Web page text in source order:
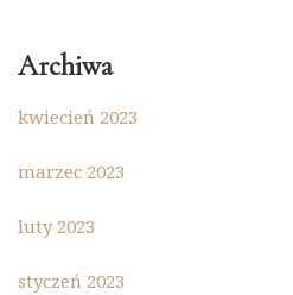
Archiwa
kwiecień 2023
marzec 2023
luty 2023
styczeń 2023